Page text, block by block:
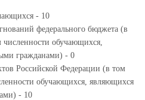
- 10
федерального бюджета (в
численности обучающихся,
гражданами) - 0
Российской Федерации (в том
обучающихся, являющихся
- 10